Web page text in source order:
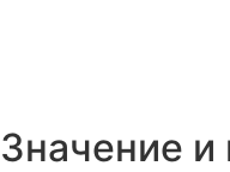
Значение и